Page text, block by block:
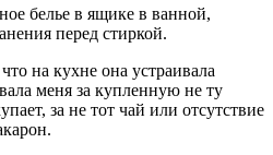
белье в ящике в ванной,
перед стиркой.
на кухне она устраивала
меня за купленную не ту
за не тот чай или отсутствие